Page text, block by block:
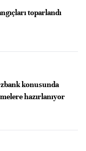
toparlandı
konusunda
hazırlanıyor